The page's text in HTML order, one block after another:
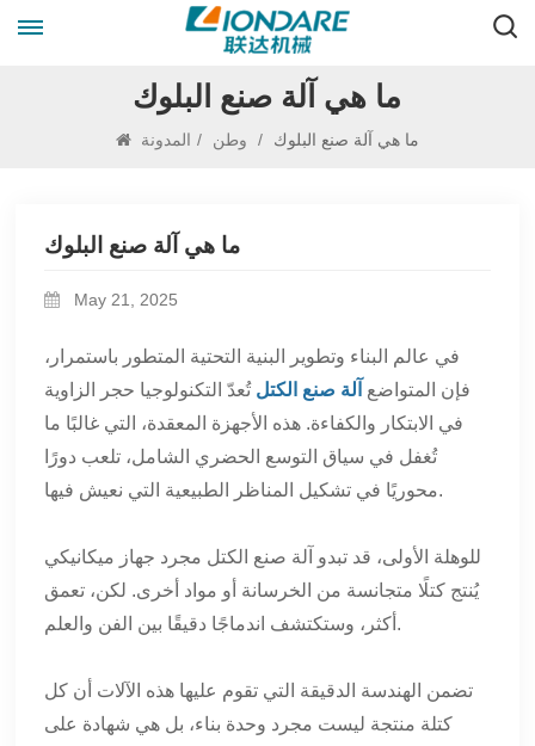
ما هي آلة صنع البلوك
وطن / المدونة / ما هي آلة صنع البلوك
ما هي آلة صنع البلوك
May 21, 2025
في عالم البناء وتطوير البنية التحتية المتطور باستمرار،
فإن المتواضع آلة صنع الكتل تُعدّ التكنولوجيا حجر الزاوية
في الابتكار والكفاءة. هذه الأجهزة المعقدة، التي غالبًا ما
تُغفل في سياق التوسع الحضري الشامل، تلعب دورًا
محوريًا في تشكيل المناظر الطبيعية التي نعيش فيها.
للوهلة الأولى، قد تبدو آلة صنع الكتل مجرد جهاز ميكانيكي
يُنتج كتلًا متجانسة من الخرسانة أو مواد أخرى. لكن، تعمق
أكثر، وستكتشف اندماجًا دقيقًا بين الفن والعلم.
تضمن الهندسة الدقيقة التي تقوم عليها هذه الآلات أن كل
كتلة منتجة ليست مجرد وحدة بناء، بل هي شهادة على